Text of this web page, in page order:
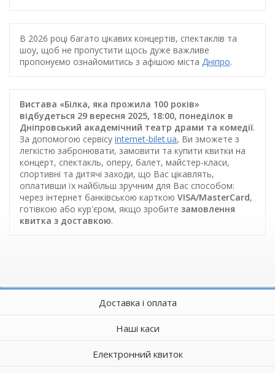
В 2026 році багато цікавих концертів, спектаклів та
шоу, щоб не пропустити щось дуже важливе
пропонуємо ознайомитись з афішою міста Дніпро.
Вистава «Білка, яка прожила 100 років»
відбудеться 29 вересня 2025, 18:00, понеділок в
Дніпровський академічний театр драми та комедії.
За допомогою сервісу internet-bilet.ua, Ви зможете з
легкістю забронювати, замовити та купити квитки на
концерт, спектакль, оперу, балет, майстер-класи,
спортивні та дитячі заходи, що Вас цікавлять,
оплативши їх найбільш зручним для Вас способом:
через інтернет банківською карткою VISA/MasterCard,
готівкою або кур'єром, якщо зробите замовлення
квитка з доставкою.
Доставка і оплата
Наші каси
Електронний квиток